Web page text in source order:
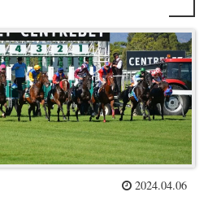
2024.04.06